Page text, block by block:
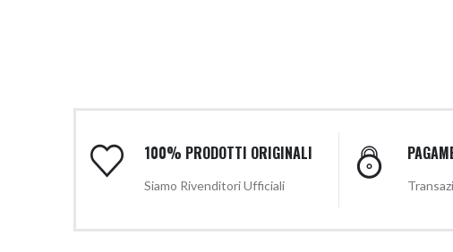
100% PRODOTTI ORIGINALI
Siamo Rivenditori Ufficiali